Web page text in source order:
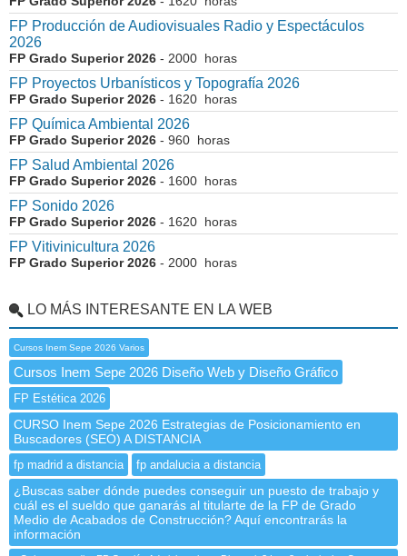
FP Producción de Audiovisuales Radio y Espectáculos
2026
FP Grado Superior 2026 - 2000 horas
FP Proyectos Urbanísticos y Topografía 2026
FP Grado Superior 2026 - 1620 horas
FP Química Ambiental 2026
FP Grado Superior 2026 - 960 horas
FP Salud Ambiental 2026
FP Grado Superior 2026 - 1600 horas
FP Sonido 2026
FP Grado Superior 2026 - 1620 horas
FP Vitivinicultura 2026
FP Grado Superior 2026 - 2000 horas
LO MÁS INTERESANTE EN LA WEB
Cursos Inem Sepe 2026 Varios
Cursos Inem Sepe 2026 Diseño Web y Diseño Gráfico
FP Estética 2026
CURSO Inem Sepe 2026 Estrategias de Posicionamiento en
Buscadores (SEO) A DISTANCIA
fp madrid a distancia fp andalucia a distancia
¿Buscas saber dónde puedes conseguir un puesto de trabajo y
cuál es el sueldo que ganarás al titularte de la FP de Grado
Medio de Acabados de Construcción? Aquí encontrarás la
información